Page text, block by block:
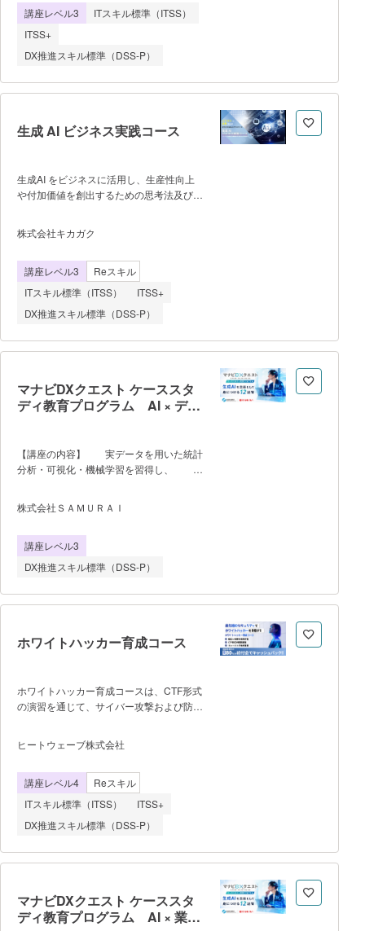
法 5.ディープラーニングの概
要 6.ディープラーニングの手
法 7.画像認識・物体検出 8.自
然言語処理と音声認識 9.強化学
れらを自動化・高度化することで業務効率
化や生産性向上が期待されています。ま
で、データ整理、情報収集、資料作成など
ます。一方で、これらのツールを単体で利
ーを整理したうえで、Pythonなどのプロ
グラミングを活用して業務改善を実現でき
びPythonを中心に、Excel業務の効率化と
データ活用スキルを体系的に学習します。
用方法を理解し、ChatGPTを活用した業
Pythonの基礎文法を学習し、Excelファイ
ル処理ライブラリ（openpyxlやpandas）
を活用したデータ処理・自動化プログラム
を実
講座レベル3
ITスキル標準（ITSS）
ITSS+
DX推進スキル標準（DSS-P）
生成 AI ビジネス実践コース
生成AI をビジネスに活用し、生産性向上
や付加価値を創出するための思考法及び技
標】 ・生成 AI でできることとできな
いことを理解している状態 ・生成 AI
務での生成 AI の応用を検討できる、導入
するために必要な知識を得ている状
態 【対象者】 ・IT 分野の知識
はないが、生成 AI を使用してみたい
検討しているが、生成 AI や使い方がわか
成AI概論 ・生成AIとは ・生成AIと
ビジネス ・ビジネス活用事例 ・生
成AIとセキュリティ ✔ 生成AI実
約） ・生成AIケーススタディ（Excel
の関数） ・生成AIケーススタディ（ノ
へ ・生成AIのトレンド ・【補足】
の気付きとデータの取得・構造化 ・探
索的データ分析 ・確証的データ分
析 ・データ分析の実践
株式会社キカガク
講座レベル3
Reスキル
ITスキル標準（ITSS）
ITSS+
DX推進スキル標準（DSS-P）
マナビDXクエスト ケーススタ
ディ教育プログラム AI × デー
【講座の内容】 実データを用いた統計
分析・可視化・機械学習を習得し、 経
学ぶ。 【プログラムの流れ】
Week1〜5：生成AI基礎・統計・データ分
務データを用いた分析・可視化・改善提言
（ケーススタディ） Week10〜12：成
果発表・相互レビュー・最終Demo
Day（10/17） 【到達目
標】 ・統計基礎・機械学習概論を理解
る ・ダッシュボード作成と分析レポー
トで経営課題を可視化できる ・改善施
完成させる 【受講にあたっての注
意事項】 ・受講料：22,000円（税
込）／高校生・高専生は無料（選考制・先
額約3,000円）が別途必要 ・完全オン
学習週7〜10時間） ・定員500名・先
株式会社ＳＡＭＵＲＡＩ
講座レベル3
DX推進スキル標準（DSS-P）
ホワイトハッカー育成コース
ホワイトハッカー育成コースは、CTF形式
の演習を通じて、サイバー攻撃および防御
グラムです。 セキュリティの主要分野
を毎月テーマ別にハンズオンで学習し、1
ルを高めていきます。 年齢制限はな
く、学生から社会人まで幅広く受講できま
す。 ■カリキュラム概要（12ヶ月
ロードマップ） ・ネットワークの基
パケット解析 ・Webの仕組み、ディレ
ーサル、XSS、JavaScript、セッションハ
イジャック、SQLインジェクションの脆弱
性とSQLMapの使い方 ・バイナリ解析
ヒートウェーブ株式会社
講座レベル4
Reスキル
ITスキル標準（ITSS）
ITSS+
DX推進スキル標準（DSS-P）
マナビDXクエスト ケーススタ
ディ教育プログラム AI × 業務